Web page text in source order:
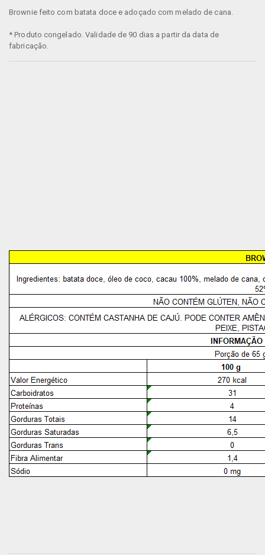
Brownie feito com batata doce e adoçado com melado de cana.
* Produto congelado. Validade de 90 dias a partir da data de
fabricação.